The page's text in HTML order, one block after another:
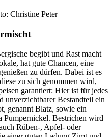
Christine Peter
begibt und Rast macht
hat gute Chancen, eine
zu dürfen. Dabei ist es
zu sich genommen wird,
garantiert: Hier ist für jedes
unverzichtbarer Bestandteil ein
genannt Blatz, sowie ein
Pumpernickel. Bestrichen wird
Rüben-, Apfel- oder